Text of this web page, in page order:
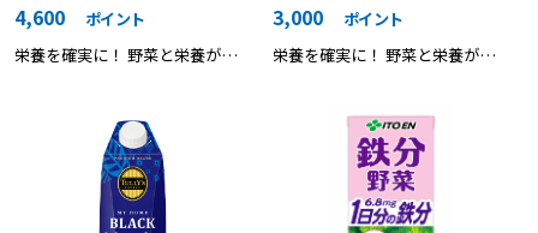
4,600
ポイント
栄養を確実に！ 野菜と栄養がき
3,000
ポイント
栄養を確実に！ 野菜と栄養がき